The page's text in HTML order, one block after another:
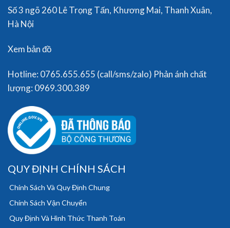
Số 3 ngõ 260 Lê Trọng Tấn, Khương Mai, Thanh Xuân,
Hà Nội
Xem bản đồ
Hotline: 0765.655.655 (call/sms/zalo) Phản ánh chất
lượng: 0969.300.389
QUY ĐỊNH CHÍNH SÁCH
Chính Sách Và Quy Định Chung
Chính Sách Vận Chuyển
Quy Định Và Hình Thức Thanh Toán